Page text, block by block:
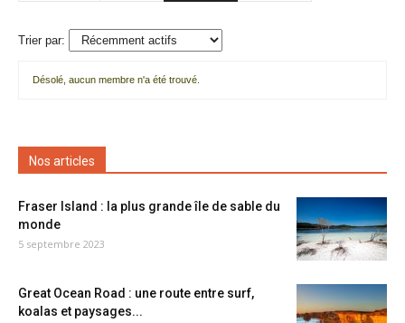
Trier par:
amis
Désolé, aucun membre n'a été trouvé.
Nos articles
Fraser Island : la plus grande île de sable du
monde
5 septembre 2023
Great Ocean Road : une route entre surf,
koalas et paysages...